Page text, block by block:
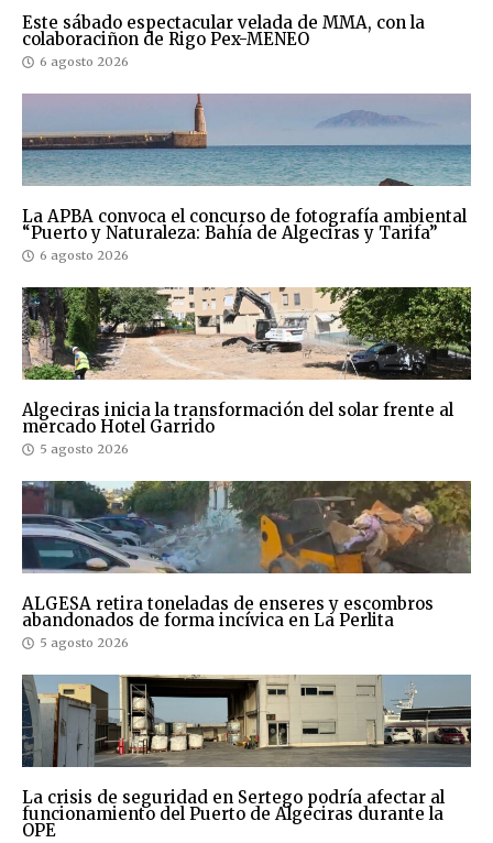
Este sábado espectacular velada de MMA, con la
colaboraciñon de Rigo Pex-MENEO
6 agosto 2026
La APBA convoca el concurso de fotografía ambiental
“Puerto y Naturaleza: Bahía de Algeciras y Tarifa”
6 agosto 2026
Algeciras inicia la transformación del solar frente al
mercado Hotel Garrido
5 agosto 2026
ALGESA retira toneladas de enseres y escombros
abandonados de forma incívica en La Perlita
5 agosto 2026
La crisis de seguridad en Sertego podría afectar al
funcionamiento del Puerto de Algeciras durante la
OPE